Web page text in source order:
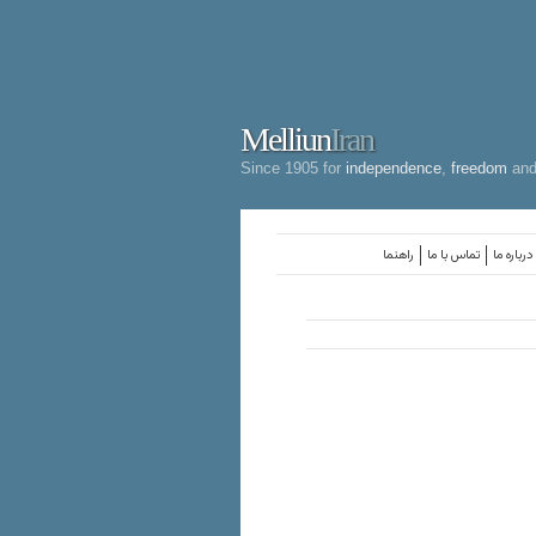
MelliunIran
Since 1905 for independence freedom
راهنما تماس با ما درباره ما